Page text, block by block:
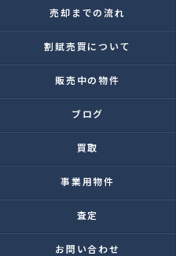
売却までの流れ
割賦売買について
販売中の物件
ブログ
買取
事業用物件
査定
お問い合わせ